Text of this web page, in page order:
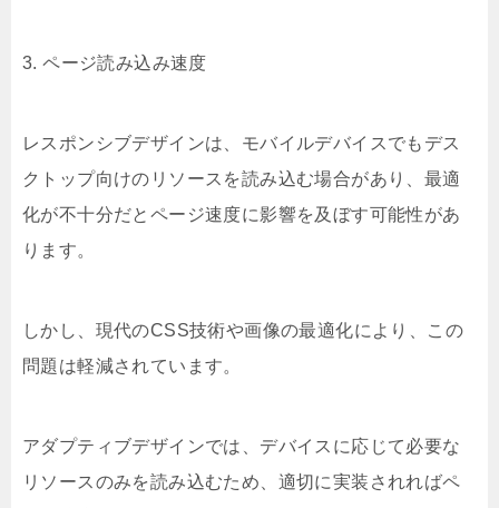
3. ページ読み込み速度
レスポンシブデザインは、モバイルデバイスでもデス
クトップ向けのリソースを読み込む場合があり、最適
化が不十分だとページ速度に影響を及ぼす可能性があ
ります。
しかし、現代のCSS技術や画像の最適化により、この
問題は軽減されています。
アダプティブデザインでは、デバイスに応じて必要な
リソースのみを読み込むため、適切に実装されればペ